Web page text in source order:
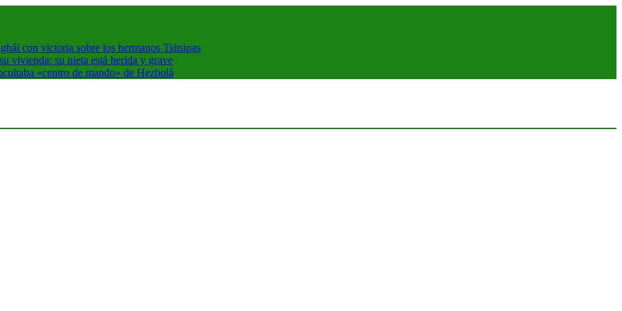
con victoria sobre los hermanos Tsitsipas
vivienda: su nieta está herida y grave
«centro de mando» de Hezbolá